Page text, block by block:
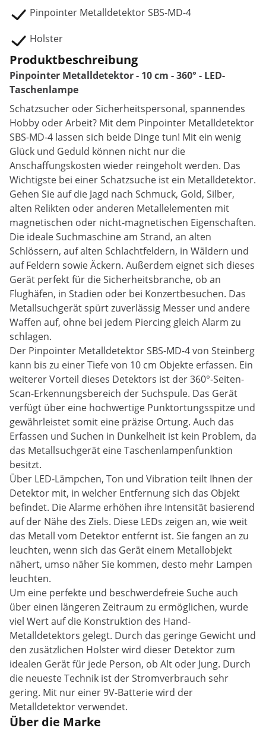
Pinpointer Metalldetektor SBS-MD-4
Holster
Produktbeschreibung
Pinpointer Metalldetektor - 10 cm - 360° - LED-
Taschenlampe
Schatzsucher oder Sicherheitspersonal, spannendes
Hobby oder Arbeit? Mit dem Pinpointer Metalldetektor
SBS-MD-4 lassen sich beide Dinge tun! Mit ein wenig
Glück und Geduld können nicht nur die
Anschaffungskosten wieder reingeholt werden. Das
Wichtigste bei einer Schatzsuche ist ein Metalldetektor.
Gehen Sie auf die Jagd nach Schmuck, Gold, Silber,
alten Relikten oder anderen Metallelementen mit
magnetischen oder nicht-magnetischen Eigenschaften.
Die ideale Suchmaschine am Strand, an alten
Schlössern, auf alten Schlachtfeldern, in Wäldern und
auf Feldern sowie Äckern. Außerdem eignet sich dieses
Gerät perfekt für die Sicherheitsbranche, ob an
Flughäfen, in Stadien oder bei Konzertbesuchen. Das
Metallsuchgerät spürt zuverlässig Messer und andere
Waffen auf, ohne bei jedem Piercing gleich Alarm zu
schlagen.
Der Pinpointer Metalldetektor SBS-MD-4 von Steinberg
kann bis zu einer Tiefe von 10 cm Objekte erfassen. Ein
weiterer Vorteil dieses Detektors ist der 360°-Seiten-
Scan-Erkennungsbereich der Suchspule. Das Gerät
verfügt über eine hochwertige Punktortungsspitze und
gewährleistet somit eine präzise Ortung. Auch das
Erfassen und Suchen in Dunkelheit ist kein Problem, da
das Metallsuchgerät eine Taschenlampenfunktion
besitzt.
Über LED-Lämpchen, Ton und Vibration teilt Ihnen der
Detektor mit, in welcher Entfernung sich das Objekt
befindet. Die Alarme erhöhen ihre Intensität basierend
auf der Nähe des Ziels. Diese LEDs zeigen an, wie weit
das Metall vom Detektor entfernt ist. Sie fangen an zu
leuchten, wenn sich das Gerät einem Metallobjekt
nähert, umso näher Sie kommen, desto mehr Lampen
leuchten.
Um eine perfekte und beschwerdefreie Suche auch
über einen längeren Zeitraum zu ermöglichen, wurde
viel Wert auf die Konstruktion des Hand-
Metalldetektors gelegt. Durch das geringe Gewicht und
den zusätzlichen Holster wird dieser Detektor zum
idealen Gerät für jede Person, ob Alt oder Jung. Durch
die neueste Technik ist der Stromverbrauch sehr
gering. Mit nur einer 9V-Batterie wird der
Metalldetektor verwendet.
Über die Marke